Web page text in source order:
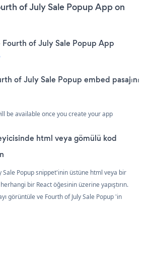
of July Sale Popup App on
Fourth of July Sale Popup App
of July Sale Popup embed pasajını
be available once you create your app
html veya gömülü kod
Sale Popup snippet'inin üstüne html veya bir
bir React öğesinin üzerine yapıştırın.
görüntüle ve Fourth of July Sale Popup 'in